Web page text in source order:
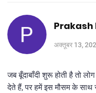
Prakash
अक्तूबर 13,
जब बूँदाबाँदी शुरू होती है तो
देते हैं, पर हमें इस मौसम के साथ